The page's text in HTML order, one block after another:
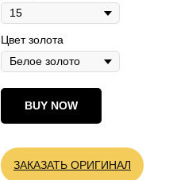
Цвет золота
BUY NOW
ЗАКАЗАТЬ ОРИГИНАЛ